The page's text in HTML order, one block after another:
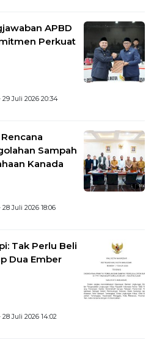
APBD
Perkuat
29 Juli 2026 20:34
Sampah
Kanada
28 Juli 2026 18:06
Tak Perlu Beli
Dua Ember
28 Juli 2026 14:02